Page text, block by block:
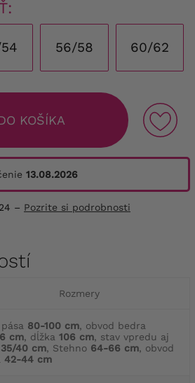
56/58 60/62
KOŠÍKA
13.08.2026
– Pozrite si podrobnosti
Rozmery
80-100 cm, obvod bedra
cm, dĺžka 106 cm, stav vpredu aj
35/40 cm, Stehno 64-66 cm, obvod
42-44 cm